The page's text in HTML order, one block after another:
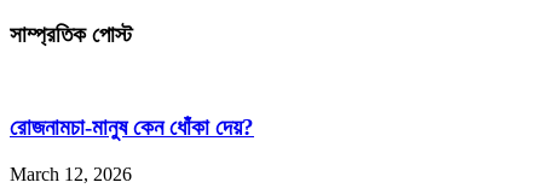
সাম্প্রতিক পোস্ট
রোজনামচা-মানুষ কেন ধোঁকা দেয়?
March 12, 2026